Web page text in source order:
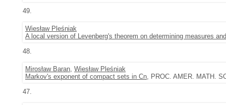
49.
Wiesław Pleśniak
A local version of Levenberg's theorem on determining measures
48.
Mirosław Baran, Wiesław Pleśniak
Markov's exponent of compact sets in Cn, PROC. AMER. MATH.
47.